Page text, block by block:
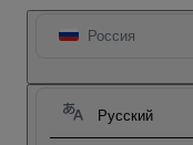
Россия
Русский